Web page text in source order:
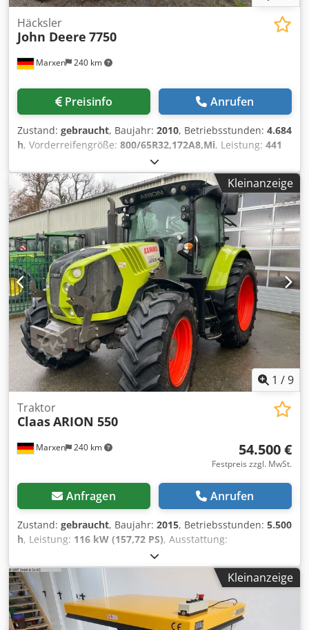
Marxen 240 km
Häcksler
John Deere 7750
Preisinfo Anrufen
Zustand: gebraucht, Baujahr: 2010, Betriebsstunden: 4.684
h, Vorderreifengröße: 800/65R32,172A8,Mi, Leistung: 441
, 2141Z 1 7750 Feldhäcksler (V01), /
/ allgemeine / Bedienungsanleitu / 2040
1 ProDrive Fahrantrieb / / 2547 1
VR800/65R32,172A8, / / 2625 Chodpfjummwtsx Af
Doa
Kleinanzeige
1 /9
Marxen 240 km
Traktor
ClaasARION 550
54.500 €
Festpreis zzgl. MwSt.
Anfragen Anrufen
Zustand: gebraucht, Baujahr: 2015, Betriebsstunden: 5.500
h, Leistung: 116 kW (157,72 PS), Ausstattung:
Kleinanzeige